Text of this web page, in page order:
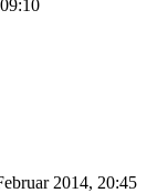
2014, 20:45